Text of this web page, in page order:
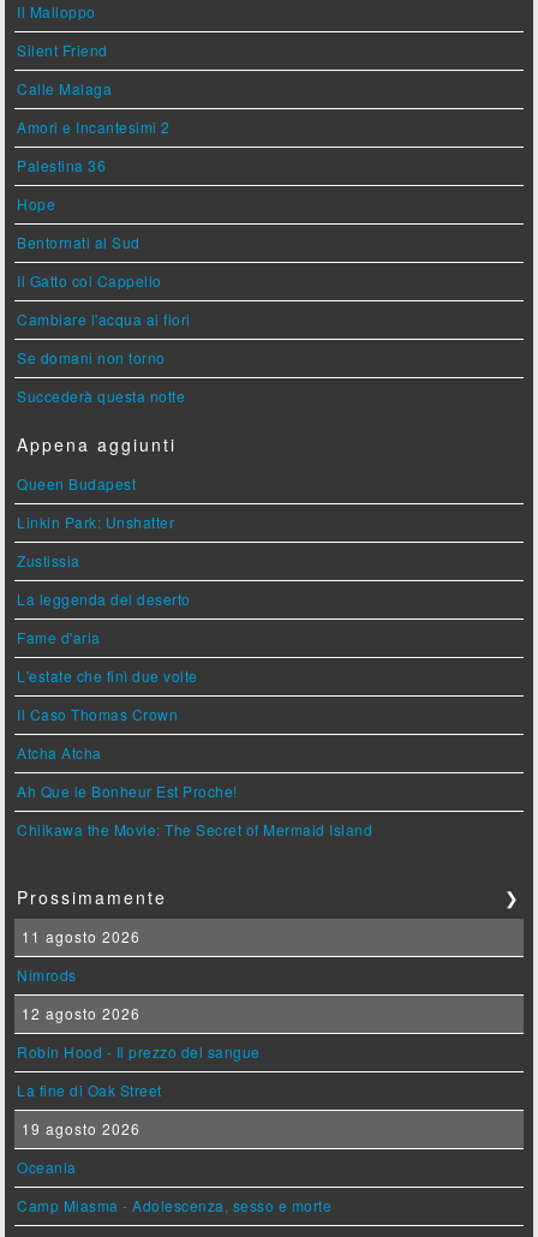
Il Malloppo
Silent Friend
Calle Malaga
Amori e Incantesimi 2
Palestina 36
Hope
Bentornati al Sud
Il Gatto col Cappello
Cambiare l'acqua ai fiori
Se domani non torno
Succederà questa notte
Appena aggiunti
Queen Budapest
Linkin Park: Unshatter
Zustissia
La leggenda del deserto
Fame d'aria
L'estate che finì due volte
Il Caso Thomas Crown
Atcha Atcha
Ah Que le Bonheur Est Proche!
Chiikawa the Movie: The Secret of Mermaid Island
Prossimamente ❯
11 agosto 2026
Nimrods
12 agosto 2026
Robin Hood - Il prezzo del sangue
La fine di Oak Street
19 agosto 2026
Oceania
Camp Miasma - Adolescenza, sesso e morte